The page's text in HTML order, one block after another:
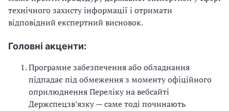
технічного захисту інформації і отримати
відповідний експертний висновок.
Головні акценти:
Програмне забезпечення або обладнання
підпадає під обмеження з моменту офіційного
оприлюднення Переліку на вебсайті
Держспецзв’язку — саме тоді починають